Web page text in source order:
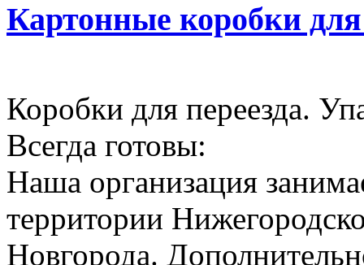
Картонные коробки для
Коробки для переезда.
Всегда готовы:
Наша организация
территории
Новгорода.